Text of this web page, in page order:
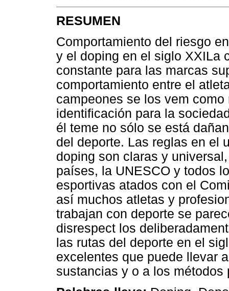
RESUMEN
Comportamiento del riesgo
y el doping en el siglo XXILa
constante para las marcas
comportamiento entre el
campeones se los vem
identificación para la
él teme no sólo se está
del deporte. Las reglas en el
doping son claras y
países, la UNESCO y todos
esportivas atados con el
así muchos atletas y
trabajan con deporte se
disrespect los
las rutas del deporte en el
excelentes que puede llevar
sustancias y o a los métodos